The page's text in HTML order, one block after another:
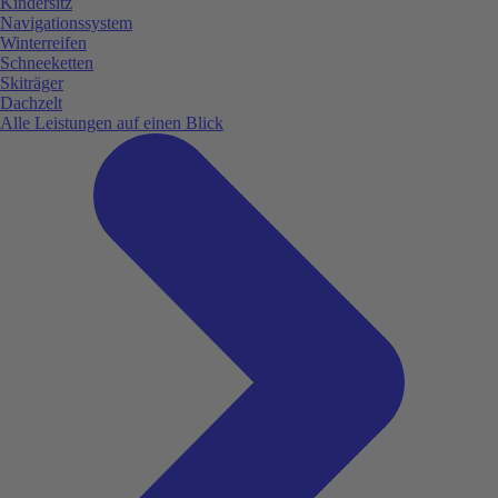
Navigationssystem
Winterreifen
Schneeketten
Skiträger
Dachzelt
Alle Leistungen auf einen Blick